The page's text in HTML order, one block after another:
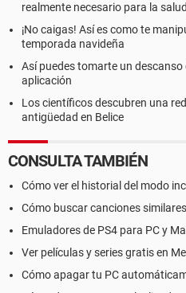
realmente necesario para la salud
¡No caigas! Así es como te
temporada navideña
Así puedes tomarte un
aplicación
Los científicos descubren una
antigüedad en Belice
CONSULTA TAMBIÉN
Cómo ver el historial del modo
Cómo buscar canciones
Emuladores de PS4 para PC y
Ver películas y series gratis en
Cómo apagar tu PC